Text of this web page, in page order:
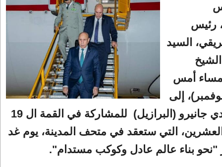
رئيس
السيد
مساء أمس
(17 نوفمبر)، إلى
مدينة ريو دي جانيرو (البرازيل) للمشاركة في القمة ال 19
التي ستعقد في متحف المدينة، يوم غد
بناء عالم عادل وكوكب مستدام".